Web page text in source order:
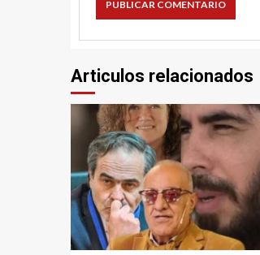
Articulos relacionados